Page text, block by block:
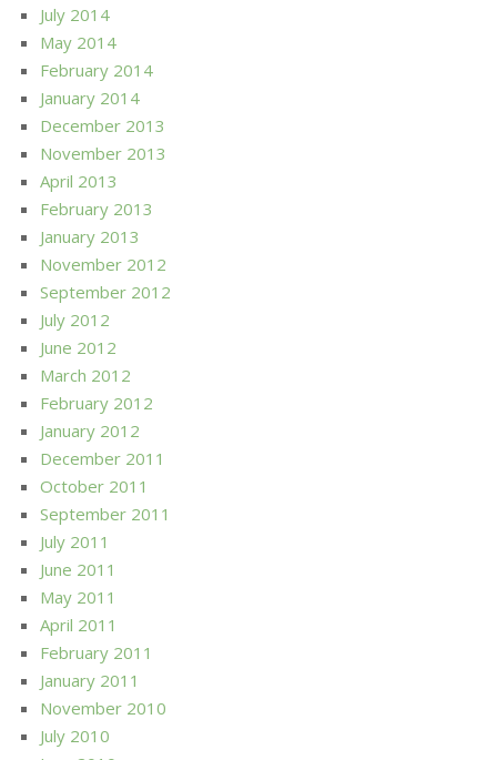
July 2014
May 2014
February 2014
January 2014
December 2013
November 2013
April 2013
February 2013
January 2013
November 2012
September 2012
July 2012
June 2012
March 2012
February 2012
January 2012
December 2011
October 2011
September 2011
July 2011
June 2011
May 2011
April 2011
February 2011
January 2011
November 2010
July 2010